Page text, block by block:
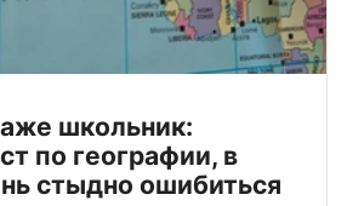
школьник:
по географии, в
стыдно ошибиться